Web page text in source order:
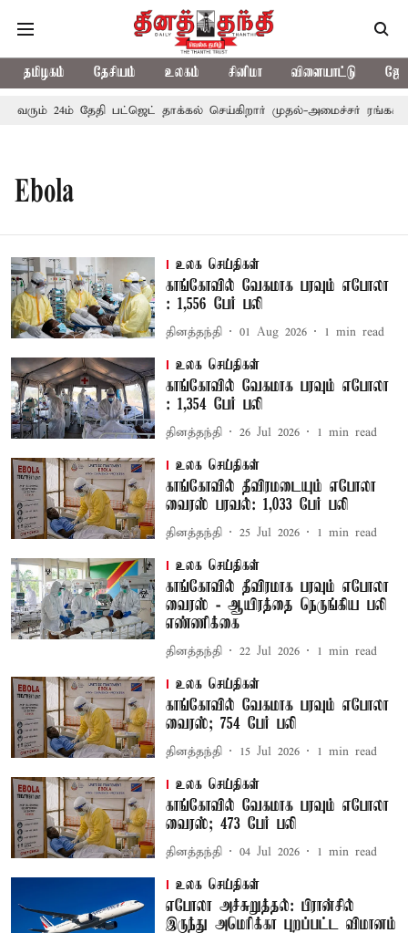
தமிழகம் தேசியம் உலகம் சினிமா விளையாட்டு
வரும் 24ம் தேதி பட்ஜெட் தாக்கல் செய்கிறார் முதல்-அமைச்சர் ரங்கசாமி
Ebola
உலக செய்திகள்
காங்கோவில் வேகமாக பரவும் எபோலா
: 1,556 பேர் பலி
தினத்தந்தி 01 Aug 2026 1 min read
உலக செய்திகள்
காங்கோவில் வேகமாக பரவும் எபோலா
: 1,354 பேர் பலி
தினத்தந்தி 26 Jul 2026 1 min read
உலக செய்திகள்
காங்கோவில் தீவிரமடையும் எபோலா
வைரஸ் பரவல்: 1,033 பேர் பலி
தினத்தந்தி 25 Jul 2026 1 min read
உலக செய்திகள்
காங்கோவில் தீவிரமாக பரவும் எபோலா
வைரஸ் - ஆயிரத்தை நெருங்கிய பலி
எண்ணிக்கை
தினத்தந்தி 22 Jul 2026 1 min read
உலக செய்திகள்
காங்கோவில் வேகமாக பரவும் எபோலா
வைரஸ்; 754 பேர் பலி
தினத்தந்தி 15 Jul 2026 1 min read
உலக செய்திகள்
காங்கோவில் வேகமாக பரவும் எபோலா
வைரஸ்; 473 பேர் பலி
தினத்தந்தி 04 Jul 2026 1 min read
உலக செய்திகள்
எபோலா அச்சுறுத்தல்: பிரான்சில்
இருந்து அமெரிக்கா புறப்பட்ட விமானம்